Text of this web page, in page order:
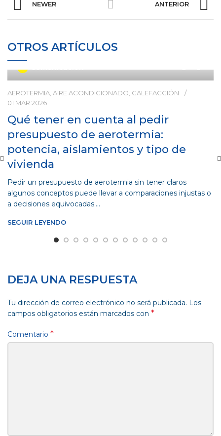
NEWER ANTERIOR
OTROS ARTÍCULOS
Comunicación
AEROTERMIA AIRE ACONDICIONADO CALEFACCIÓN
01 MAR 2026
Qué tener en cuenta al pedir
presupuesto de aerotermia:
potencia, aislamientos y tipo de
vivienda
Pedir un presupuesto de aerotermia sin tener claros
algunos conceptos puede llevar a comparaciones injustas o
a decisiones equivocadas....
SEGUIR LEYENDO
DEJA UNA RESPUESTA
Tu dirección de correo electrónico no será publicada. Los
campos obligatorios están marcados con *
Comentario *